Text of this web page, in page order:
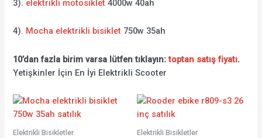
3). elektrikli motosiklet 4000w 40ah
4). Mocha elektrikli bisiklet 750w 35ah
10’dan fazla birim varsa lütfen tıklayın:toptan satış fiyatı.
Yetişkinler İçin En İyi Elektrikli Scooter
Elektrikli Bisikletler Elektrikli Bisikletler